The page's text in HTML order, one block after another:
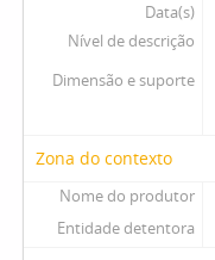
Data(s)
Nível de descrição
Dimensão e suporte
Zona do contexto
Nome do produtor
Entidade detentora